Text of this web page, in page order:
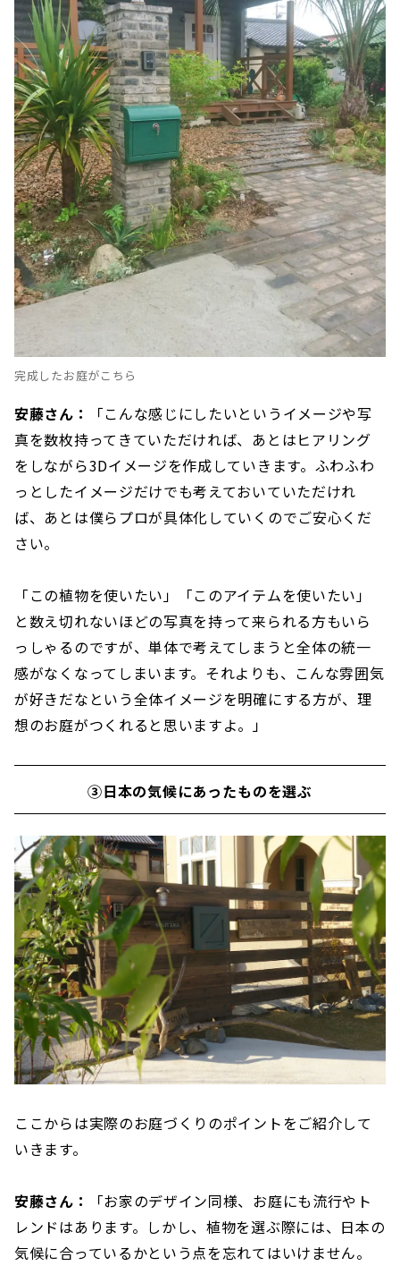
完成したお庭がこちら
安藤さん：
「こんな感じにしたいというイメージや写
真を数枚持ってきていただければ、あとはヒアリング
をしながら3Dイメージを作成していきます。ふわふわ
っとしたイメージだけでも考えておいていただけれ
ば、あとは僕らプロが具体化していくのでご安心くだ
さい。
「この植物を使いたい」「このアイテムを使いたい」
と数え切れないほどの写真を持って来られる方もいら
っしゃるのですが、単体で考えてしまうと全体の統一
感がなくなってしまいます。それよりも、こんな雰囲気
が好きだなという全体イメージを明確にする方が、理
想のお庭がつくれると思いますよ。」
③日本の気候にあったものを選ぶ
ここからは実際のお庭づくりのポイントをご紹介して
いきます。
安藤さん：
「お家のデザイン同様、お庭にも流行やト
レンドはあります。しかし、植物を選ぶ際には、日本の
気候に合っているかという点を忘れてはいけません。